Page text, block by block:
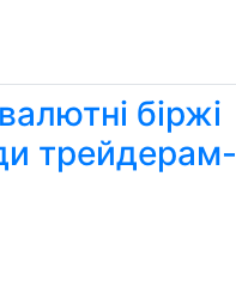
біржі
трейдерам-